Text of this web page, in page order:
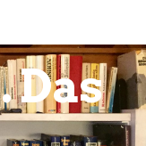
Das